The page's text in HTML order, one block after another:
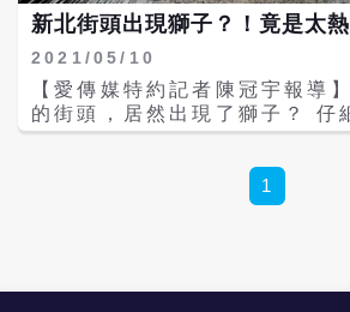
相不被掩蓋。 而鍾東錦臉書也陸續遭網友湧入
留言：「平平踢如果不算虐待
如果您愛動物，您有養狗，可
狗，眼神有多害怕，一個不能
方，怎麼安心成家立業，請縣
「看太多官方說法，其實讓人
的生命教育跟高雄大學男大生
呢！」、「該叫我家人把你換
理，現在卻認為影片內容不算
這個稱呼就「不脛而走」了。
行第二高，僅次於泰迪犬邊境
犬中是智商最高的第一名狗種
學東西是最快的，不管是站立
可以很快的學會，甚至學的比
快。同樣的動作，金毛它可能
布拉多犬（Labrador），智商
和、活潑，較沒有攻擊性，非
內就能完成特別艱難的「導盲
新北街頭出現獅子？！竟是太
2021/05/10
【愛傳媒特約記者陳冠宇報導
的街頭，居然出現了獅子？ 仔細看就知道，這
當然不是動物園的獅子跑出來
溫度飆高，高溫甚至上看攝氏
覺得受不了，包括黃金獵犬這
1